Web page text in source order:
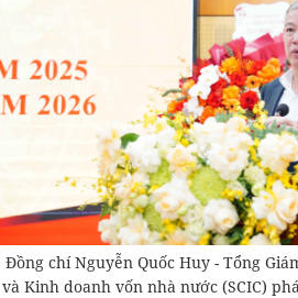
Đồng chí Nguyễn Quốc Huy - Tổng
và Kinh doanh vốn nhà nước (SCIC)